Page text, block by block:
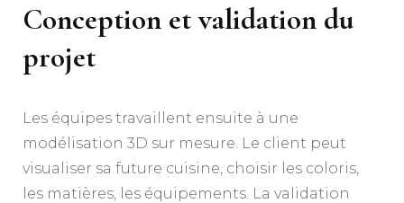
Conception et validation du
projet
Les équipes travaillent ensuite à une
modélisation 3D sur mesure. Le client peut
visualiser sa future cuisine, choisir les coloris,
les matières, les équipements. La validation